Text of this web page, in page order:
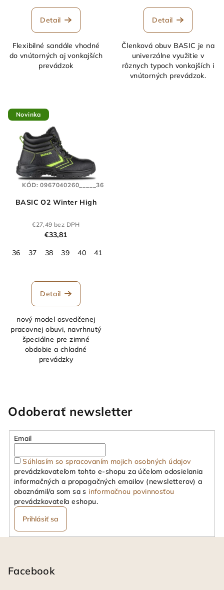
Detail
Flexibilné sandále vhodné
do vnútorných aj vonkajších
prevádzok
Detail
Členková obuv BASIC je na
univerzálne využitie v
rôznych typoch vonkajších i
vnútorných prevádzok.
Novinka
BASIC O2 Winter High
€27,49 bez DPH
€33,81
36
37 38 39 40 41
Detail
nový model osvedčenej
pracovnej obuvi, navrhnutý
špeciálne pre zimné
obdobie a chladné
prevádzky
KÓD:0967040260_____36
Odoberať newsletter
Email
Súhlasím so spracovaním mojich osobných údajov
prevádzkovateľom tohto e-shopu za účelom odosielania
informačných a propagačných emailov (newsletterov) a
oboznámil/a som sa s informačnou povinnosťou
prevádzkovateľa eshopu.
Prihlásiť sa
Facebook